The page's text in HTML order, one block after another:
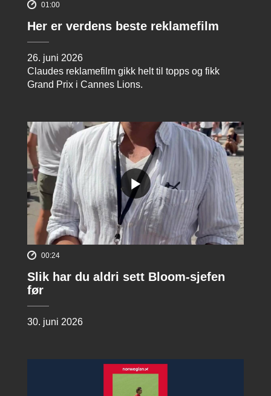
01:00
Her er verdens beste reklamefilm
26. juni 2026
Claudes reklamefilm gikk helt til topps og fikk
Grand Prix i Cannes Lions.
00:24
Slik har du aldri sett Bloom-sjefen
før
30. juni 2026